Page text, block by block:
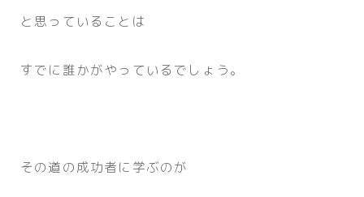
と思っていることは
すでに誰かがやっているでしょう。
その道の成功者に学ぶのが